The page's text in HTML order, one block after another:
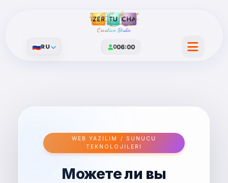
Creative Studio
006:00
🇷🇺RU
WEB YAZILIM / SUNUCU
TEKNOLOJILERI
Можете ли вы